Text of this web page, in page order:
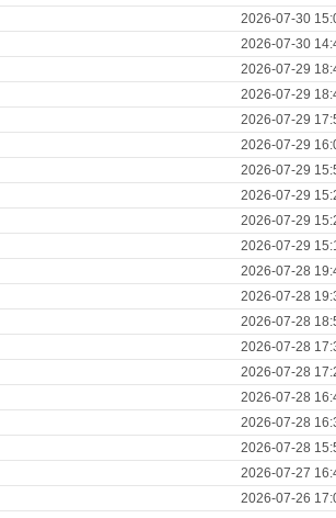
2026-07-30
2026-07-30
2026-07-29
2026-07-29
2026-07-29
2026-07-29
2026-07-29
2026-07-29
2026-07-29
2026-07-29
2026-07-28
2026-07-28
2026-07-28
2026-07-28
2026-07-28
2026-07-28
2026-07-28
2026-07-28
2026-07-27
2026-07-26